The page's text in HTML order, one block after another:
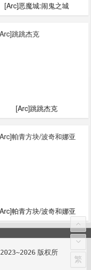
[Arc]恶魔城:闹鬼之城
[Arc]跳跳杰克
帕青方块/波奇和娜亚
2023~2026 版权所
繁